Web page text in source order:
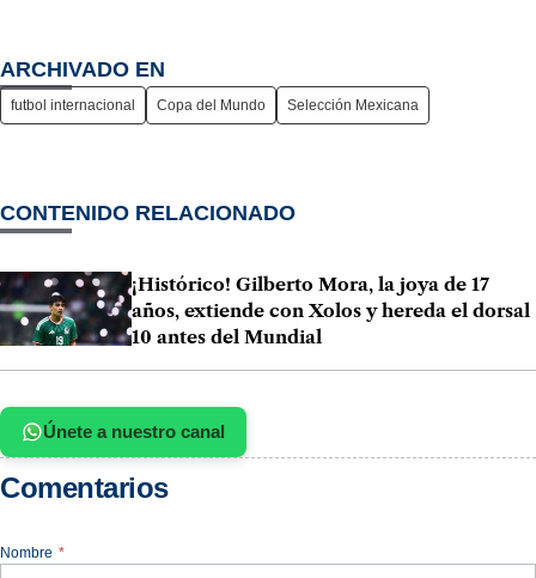
ARCHIVADO EN
futbol internacional Copa del Mundo Selección Mexicana
CONTENIDO RELACIONADO
¡Histórico! Gilberto Mora, la joya de 17
años, extiende con Xolos y hereda el dorsal
10 antes del Mundial
Únete a nuestro canal
Comentarios
Nombre *